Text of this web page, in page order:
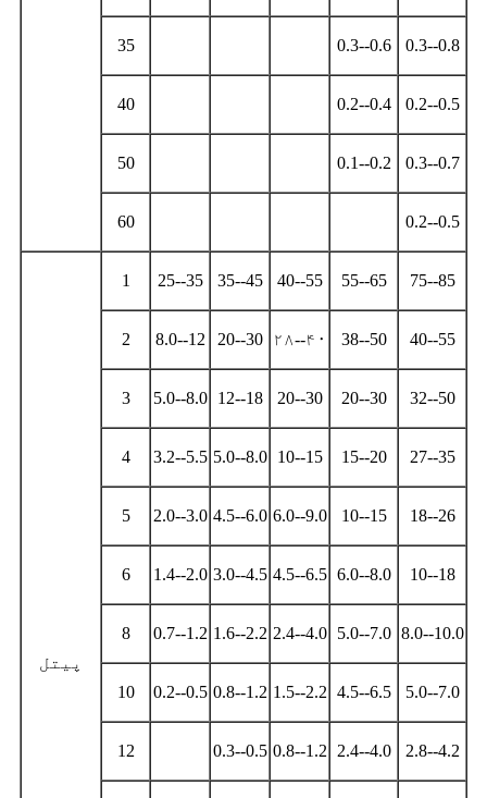
35 0.3--0.6 0.3--0.8
40 0.2--0.4 0.2--0.5
50 0.1--0.2 0.3--0.7
60 0.2--0.5
پیتل
1 25--35 35--45 40--55 55--65 75--85
2 8.0--12 20--30 ۲۸--۴۰ 38--50 40--55
3 5.0--8.0 12--18 20--30 20--30 32--50
4 3.2--5.5 5.0--8.0 10--15 15--20 27--35
5 2.0--3.0 4.5--6.0 6.0--9.0 10--15 18--26
6 1.4--2.0 3.0--4.5 4.5--6.5 6.0--8.0 10--18
8 0.7--1.2 1.6--2.2 2.4--4.0 5.0--7.0 8.0--10.0
10 0.2--0.5 0.8--1.2 1.5--2.2 4.5--6.5 5.0--7.0
12 0.3--0.5 0.8--1.2 2.4--4.0 2.8--4.2